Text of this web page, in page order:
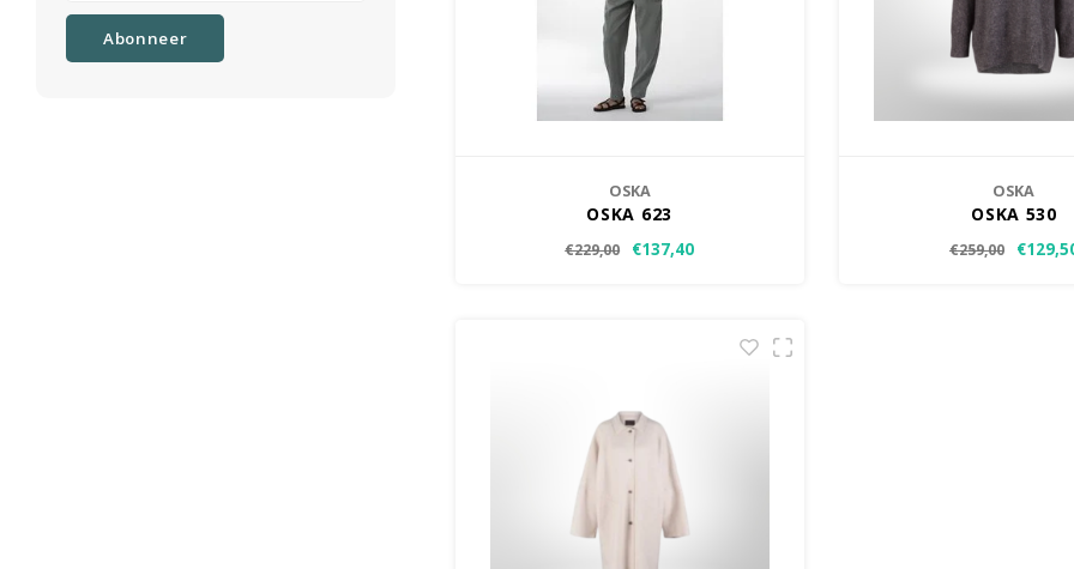
Abonneer
OSKA
OSKA 623
€229,00 €137,40
OSKA
OSKA 530
€259,00